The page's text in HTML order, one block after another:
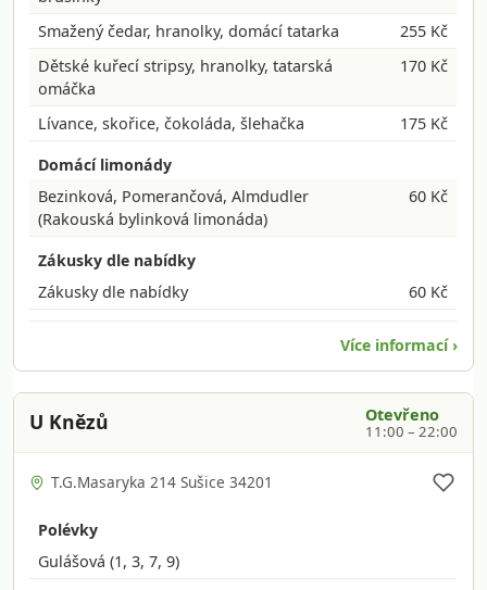
Smažený čedar, hranolky, domácí tatarka
255 Kč
Dětské kuřecí stripsy, hranolky, tatarská
omáčka
170 Kč
Lívance, skořice, čokoláda, šlehačka
175 Kč
Domácí limonády
Bezinková, Pomerančová, Almdudler
(Rakouská bylinková limonáda)
60 Kč
Zákusky dle nabídky
Zákusky dle nabídky
60 Kč
Více informací ›
U Knězů Otevřeno
11:00 – 22:00
T.G.Masaryka 214 Sušice 34201
Polévky
Gulášová(1, 3, 7, 9)